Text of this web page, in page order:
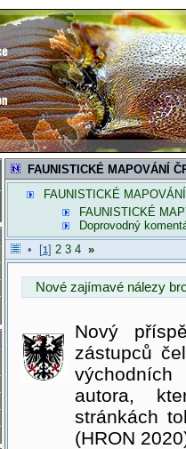
FAUNISTICKÉ MAPOVÁNÍ
FAUNISTICKÉ
FAUNISTICKÉ
Doprovodný
• [1] 2 3 4 »
Nové zajímavé nálezy
Nový
zástupců
autora,
stránkách
(HRON